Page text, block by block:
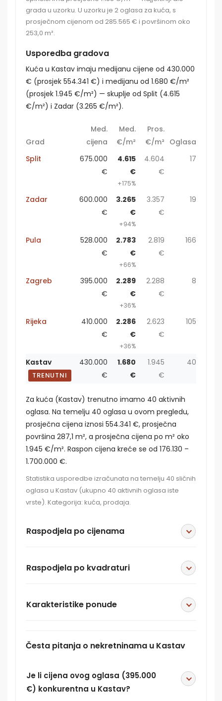
grada u uzorku. U uzorku je 2 oglasa za kuća, s
prosječnom cijenom od 285.565 € i površinom oko
253,0 m².
Usporedba gradova
Kuća u Kastav imaju medijanu cijene od 430.000
€ (prosjek 554.341 €) i medijanu od 1.680 €/m²
(prosjek 1.945 €/m²) — skuplje od Split (4.615
€/m²) i Zadar (3.265 €/m²).
Grad
Med.
cijena
Med.
€/m²
Pros.
€/m² Oglasa
Split
675.000
€
4.615
€
+175%
4.604
€
17
Zadar
600.000
€
3.265
€
+94%
3.357
€
19
Pula
528.000
€
2.783
€
+66%
2.819
€
166
Zagreb
395.000
€
2.289
€
+36%
2.288
€
8
Rijeka
410.000
€
2.286
€
+36%
2.623
€
105
Kastav
TRENUTNI
430.000
€
1.680
€
1.945
€
40
Za kuća (Kastav) trenutno imamo 40 aktivnih
oglasa. Na temelju 40 oglasa u ovom pregledu,
prosječna cijena iznosi 554.341 €, prosječna
površina 287,1 m², a prosječna cijena po m² oko
1.945 €/m². Raspon cijena kreće se od 176.130 –
1.700.000 €.
Statistika usporedbe izračunata na temelju 40 sličnih
oglasa u Kastav (ukupno 40 aktivnih oglasa iste
vrste). Kategorija: kuća, prodaja.
Raspodjela po cijenama
Raspodjela po kvadraturi
Karakteristike ponude
Česta pitanja o nekretninama u Kastav
Je li cijena ovog oglasa (395.000
€) konkurentna u Kastav?